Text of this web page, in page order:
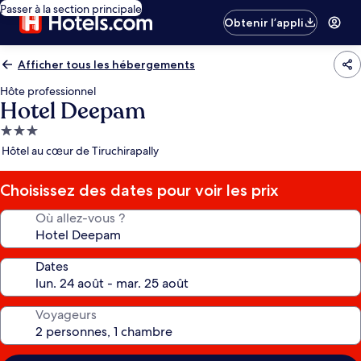
Passer à la section principale
Obtenir l’appli
Afficher tous les hébergements
Hôte professionnel
Hotel Deepam
Hébergement
3.0 étoiles
Hôtel au cœur de Tiruchirapally
Choisissez des dates pour voir les prix
Où allez-vous ?
Dates
Voyageurs